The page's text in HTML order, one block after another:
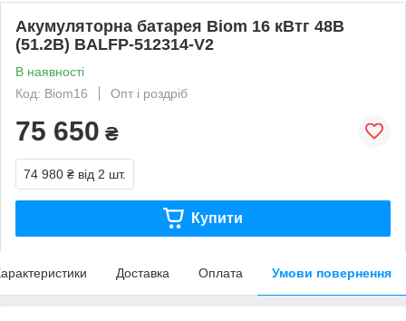
Акумуляторна батарея Biom 16 кВтг 48В
(51.2В) BALFP-512314-V2
В наявності
Код: Biom16
Опт і роздріб
75 650 ₴
74 980 ₴ від 2 шт.
Купити
Доставка Оплата Умови повернення